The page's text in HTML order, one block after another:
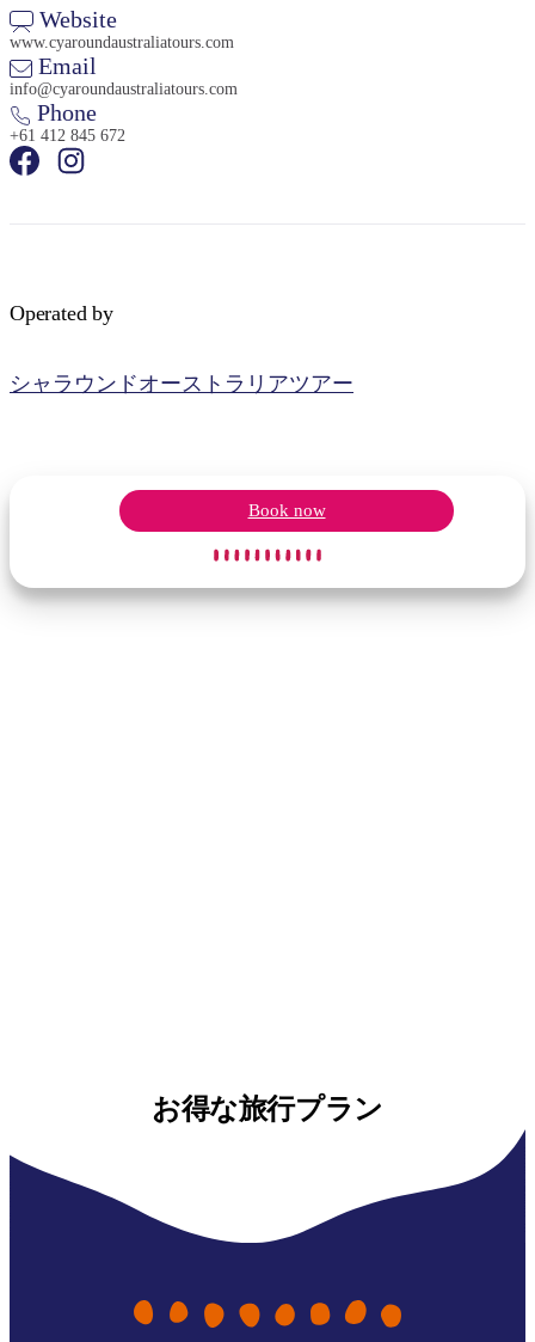
る
Website
www.cyaroundaustraliatours.com
Email
info@cyaroundaustraliatours.com
Phone
+61 412 845 672
Operated by
シャラウンドオーストラリアツアー
Book now
お得な旅行プラン